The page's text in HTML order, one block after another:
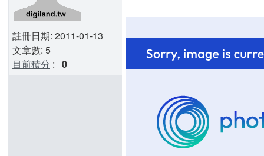
註冊日期: 2011-01-13
文章數: 5
目前積分 : 0